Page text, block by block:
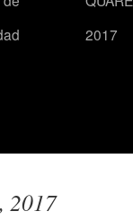
2017
2017